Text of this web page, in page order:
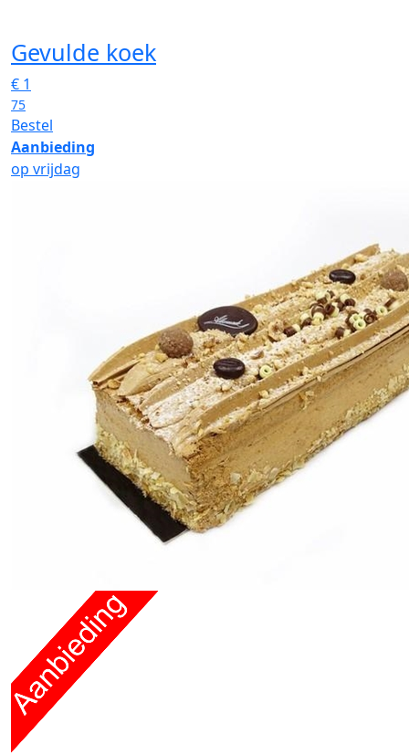
Gevulde koek
€ 1
75
Bestel
Aanbieding
op vrijdag